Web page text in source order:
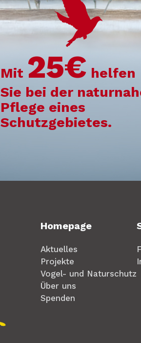
Mit 25€ helfen
Sie bei der
Pflege eines
Schutzgebietes.
Homepage
Aktuelles
Projekte
Vogel- und Naturschutz
Über uns
Spenden